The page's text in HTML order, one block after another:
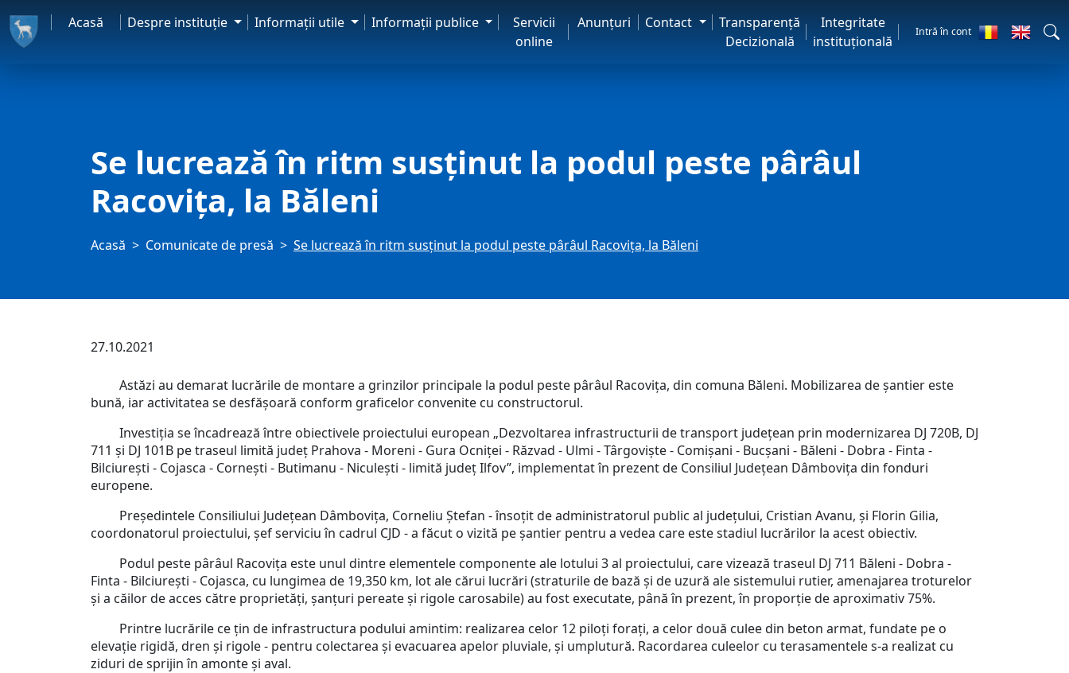
Acasă Despre instituţie Informaţii utile Informaţii publice
Servicii
online
Anunţuri Contact
Transparență
Decizională
Integritate
instituțională
Intră în cont
Se lucrează în ritm susținut la podul peste pârâul
Racovița, la Băleni
Acasă Comunicate de presă Se lucrează în ritm susținut la podul peste pârâul Racovița, la Băleni
27.10.2021
Astăzi au demarat lucrările de montare a grinzilor principale la podul peste pârâul Racovița, din comuna Băleni. Mobilizarea de șantier este
bună, iar activitatea se desfășoară conform graficelor convenite cu constructorul.
Investiția se încadrează între obiectivele proiectului european „Dezvoltarea infrastructurii de transport județean prin modernizarea DJ 720B, DJ
711 și DJ 101B pe traseul limită județ Prahova - Moreni - Gura Ocniței - Răzvad - Ulmi - Târgoviște - Comișani - Bucșani - Băleni - Dobra - Finta -
Bilciurești - Cojasca - Cornești - Butimanu - Niculești - limită județ Ilfov”, implementat în prezent de Consiliul Județean Dâmbovița din fonduri
europene.
Președintele Consiliului Județean Dâmbovița, Corneliu Ștefan - însoțit de administratorul public al județului, Cristian Avanu, și Florin Gilia,
coordonatorul proiectului, șef serviciu în cadrul CJD - a făcut o vizită pe șantier pentru a vedea care este stadiul lucrărilor la acest obiectiv.
Podul peste pârâul Racovița este unul dintre elementele componente ale lotului 3 al proiectului, care vizează traseul DJ 711 Băleni - Dobra -
Finta - Bilciurești - Cojasca, cu lungimea de 19,350 km, lot ale cărui lucrări (straturile de bază și de uzură ale sistemului rutier, amenajarea troturelor
și a căilor de acces către proprietăți, șanțuri pereate și rigole carosabile) au fost executate, până în prezent, în proporție de aproximativ 75%.
Printre lucrările ce țin de infrastructura podului amintim: realizarea celor 12 piloți forați, a celor două culee din beton armat, fundate pe o
elevație rigidă, dren și rigole - pentru colectarea și evacuarea apelor pluviale, și umplutură. Racordarea culeelor cu terasamentele s-a realizat cu
ziduri de sprijin în amonte și aval.